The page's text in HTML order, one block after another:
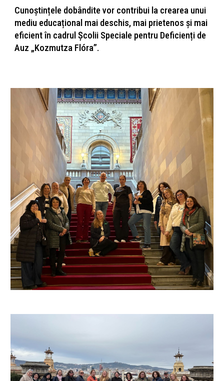
Cunoștințele dobândite vor contribui la crearea unui
mediu educațional mai deschis, mai prietenos și mai
eficient în cadrul Școlii Speciale pentru Deficienți de
Auz „Kozmutza Flóra”.